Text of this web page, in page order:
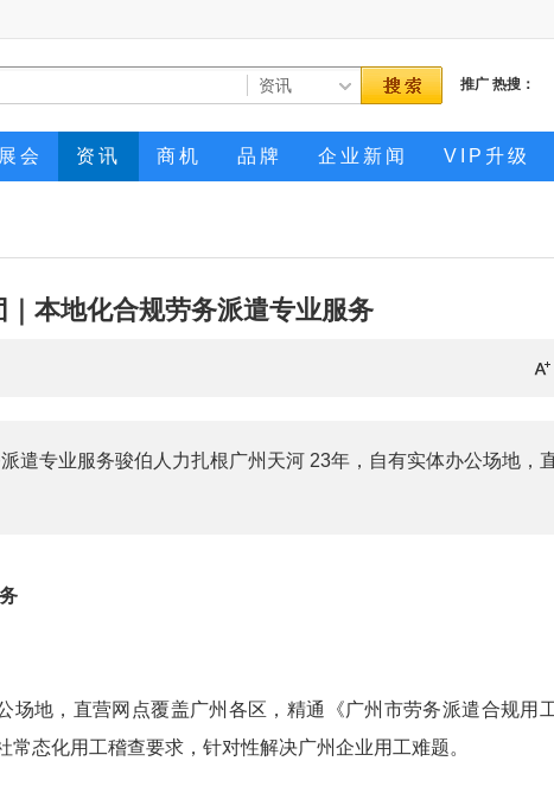
推广 热搜：
展会 资讯 商机 品牌 企业新闻 VIP升级
本地化合规劳务派遣专业服务
遣专业服务骏伯人力扎根广州天河 23年，自有实体办公场地，
场地，直营网点覆盖广州各区，精通《广州市劳务派遣合规用
态化用工稽查要求，针对性解决广州企业用工难题。